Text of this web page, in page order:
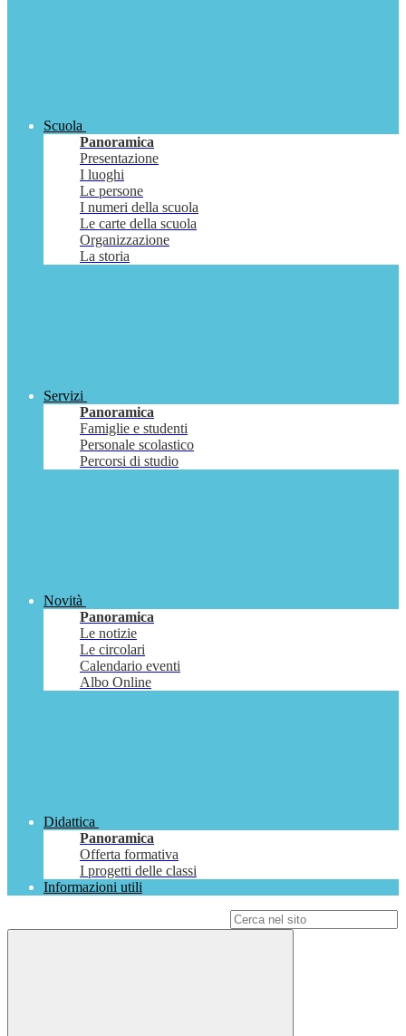
Scuola
Panoramica
Presentazione
I luoghi
Le persone
I numeri della scuola
Le carte della scuola
Organizzazione
La storia
Servizi
Panoramica
Famiglie e studenti
Personale scolastico
Percorsi di studio
Novità
Panoramica
Le notizie
Le circolari
Calendario eventi
Albo Online
Didattica
Panoramica
Offerta formativa
I progetti delle classi
Informazioni utili